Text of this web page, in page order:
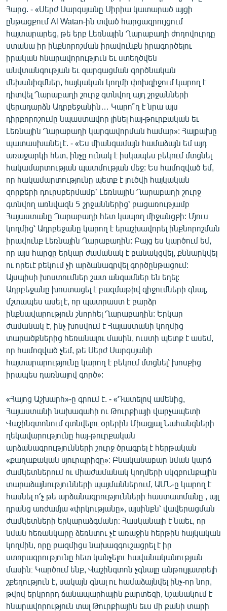
Հարց. - «Սերժ Սարգսյանը Սիրիա կատարած այցի
ընթացքում Al Watan-ին տված հարցազրույցում
հայտարարեց, թե երբ Լեռնային Ղարաբաղի ժողովուրդը
ստանա իր ինքնորոշման իրավունքն իրագործելու
իրական հնարավորություն եւ ստեղծվեն
անվտանգության եւ զարգացման գործնական
մեխանիզմներ, հայկական կողմի փոխզիջում կարող է
դիտվել Ղարաբաղի շուրջ գտնվող այդ շրջանների
վերադարձն Ադրբեջանին… Կարո՞ղ է նրա այս
դիրքորոշումը նպաստավոր լինել հայ-թուրքական եւ
Լեռնային Ղարաբաղի կարգավորման համար»: Հալբախը
պատասխանել է. - «Ես միանգամայն համաձայն եմ այդ
առաջարկի հետ, ինչը ունակ է իսկապես բեկում մտցնել
հակամարտության պատմության մեջ: Ես համոզված եմ,
որ հակամարտությունը պետք է լուծվի հայկական
զորքերի դուրսբերմամբ՝ Լեռնային Ղարաբաղի շուրջ
գտնվող առնվազն 5 շրջաններից՝ բացառությամբ
Հայաստանը Ղարաբաղի հետ կապող միջանցքի: Մյուս
կողմից՝ Ադրբեջանը կարող է երաշխավորել ինքնորոշման
իրավունք Լեռնային Ղարաբաղին: Բայց ես կարծում եմ,
որ այս հարցը երկար ժամանակ է բանակցվել, քննարկվել
ու որեւէ բեկում չի արձանագրվել գործընթացում:
Այսպիսի խոստումներ շատ անգամներ են եղել:
Ադրբեջանը խոստացել է բազմաթիվ զիջումների գնալ,
մշտապես ասել է, որ պատրաստ է բարձր
ինքնավարություն շնորհել Ղարաբաղին: Երկար
ժամանակ է, ինչ խոսվում է Հայաստանի կողմից
տարածքներից հեռանալու մասին, ուստի պետք է ասեմ,
որ համոզված չեմ, թե Սերժ Սարգսյանի
հայտարարությունը կարող է բեկում մտցնել՝ խոսքից
իրապես դառնալով գործ»:
«Հայոց Աշխարհ»-ը գրում է. - «Դատելով ամենից,
Հայաստանի նախագահի ու Թուրքիայի վարչապետի
Վաշինգտոնում գտնվելու օրերին Միացյալ Նահանգների
ղեկավարությունը հայ-թուրքական
արձանագրությունների շուրջ ծրագրել է հերթական
«քաղաքական սյուրպրիզը»։ Բնականաբար նման կարճ
ժամկետներում ու միաժամանակ կողմերի սկզբունքային
տարաձայնությունների պայմաններում, ԱՄՆ-ը կարող է
հասնել ո՛չ թե արձանագրությունների հաստատմանը , այլ
դրանց առժամյա «փրկությանը», այսինքն՝ վավերացման
ժամկետների երկարաձգմանը։ Հասկանալի է նաեւ, որ
նման հեռանկարը ձեռնտու չէ առաջին հերթին հայկական
կողմին, որը բազմիցս նախազգուշացրել է իր
ստորագրությունը հետ կանչելու հավանականության
մասին։ Կարծում ենք, Վաշինգտոն չգնալը անթույլատրելի
շքեղություն է, սակայն գնալ ու համաձայնվել ինչ-որ նոր,
թվով երկրորդ ճանապարհային քարտեզի, նշանակում է
հնարավորություն տալ Թուրքիային եւս մի քանի տարի